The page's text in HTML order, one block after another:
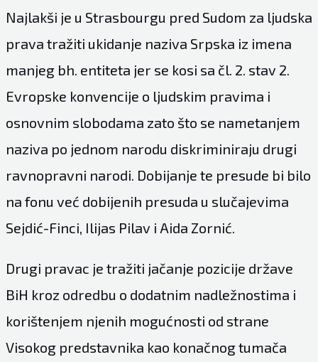
Najlakši je u Strasbourgu pred Sudom za ljudska
prava tražiti ukidanje naziva Srpska iz imena
manjeg bh. entiteta jer se kosi sa čl. 2. stav 2.
Evropske konvencije o ljudskim pravima i
osnovnim slobodama zato što se nametanjem
naziva po jednom narodu diskriminiraju drugi
ravnopravni narodi. Dobijanje te presude bi bilo
na fonu već dobijenih presuda u slučajevima
Sejdić-Finci, Ilijas Pilav i Aida Zornić.
Drugi pravac je tražiti jačanje pozicije države
BiH kroz odredbu o dodatnim nadležnostima i
korištenjem njenih mogućnosti od strane
Visokog predstavnika kao konačnog tumača